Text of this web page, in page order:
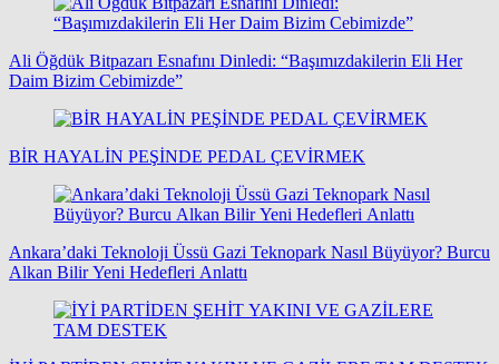
Ali Öğdük Bitpazarı Esnafını Dinledi: “Başımızdakilerin Eli Her
Daim Bizim Cebimizde”
BİR HAYALİN PEŞİNDE PEDAL ÇEVİRMEK
Ankara’daki Teknoloji Üssü Gazi Teknopark Nasıl Büyüyor? Burcu
Alkan Bilir Yeni Hedefleri Anlattı